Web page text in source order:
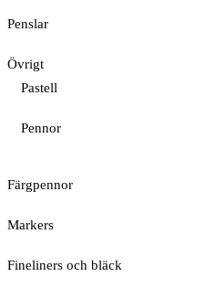
Penslar
Övrigt
Pastell
Pennor
Färgpennor
Markers
Fineliners och bläck